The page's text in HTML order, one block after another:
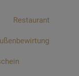
Restaurant